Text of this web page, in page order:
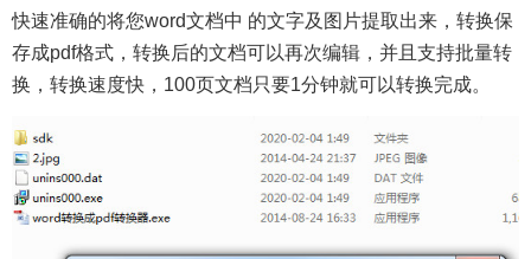
快速准确的将您word文档中 的文字及图片提取出来，转换保
存成pdf格式，转换后的文档可以再次编辑，并且支持批量转
换，转换速度快，100页文档只要1分钟就可以转换完成。